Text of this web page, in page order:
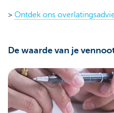
> Ontdek ons
De waarde van je